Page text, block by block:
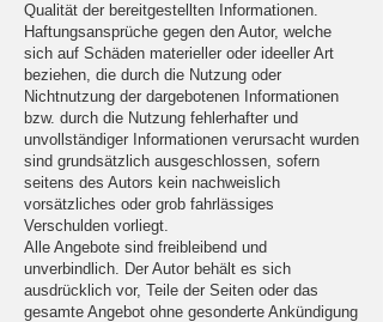
Qualität der bereitgestellten Informationen.
Haftungsansprüche gegen den Autor, welche
sich auf Schäden materieller oder ideeller Art
beziehen, die durch die Nutzung oder
Nichtnutzung der dargebotenen Informationen
bzw. durch die Nutzung fehlerhafter und
unvollständiger Informationen verursacht wurden
sind grundsätzlich ausgeschlossen, sofern
seitens des Autors kein nachweislich
vorsätzliches oder grob fahrlässiges
Verschulden vorliegt.
Alle Angebote sind freibleibend und
unverbindlich. Der Autor behält es sich
ausdrücklich vor, Teile der Seiten oder das
gesamte Angebot ohne gesonderte Ankündigung